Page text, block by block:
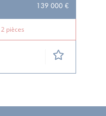
139 000 €
2 pièces